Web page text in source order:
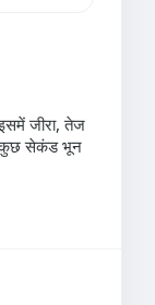
जीरा, तेज
कुछ सेकंड भून